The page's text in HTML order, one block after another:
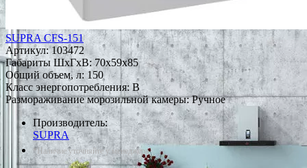
SUPRA CFS-151
Артикул:103472
Габариты ШxГxВ: 70x59x85
Общий объем, л: 150
Класс энергопотребления: B
Размораживание морозильной камеры: Ручное
Производитель:
SUPRA
*Наличие уточняйте у менеджера